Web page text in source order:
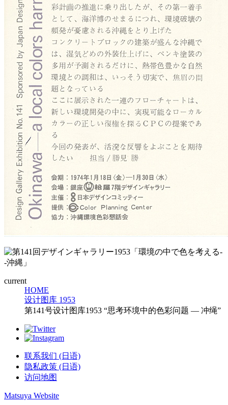
current
HOME
设计图库 1953
第141号设计图库1953 “思考环境中的色彩问题 — 冲绳”
联系我们 (日语)
隐私政策 (日语)
访问地图
Matsuya Website